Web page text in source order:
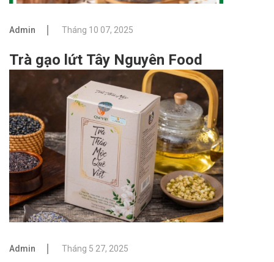
Admin Tháng 10 07, 2025
Trà gạo lứt Tây Nguyên Food
Admin Tháng 5 27, 2025